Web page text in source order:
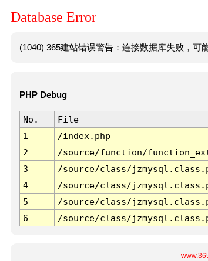
Database Error
(1040) 365建站错误警告：连接数据库失败，可
PHP Debug
No. File
1
/index.php
2
/source/function/
3
/source/class/
4
/source/class/
5
/source/class/
6
/source/class/